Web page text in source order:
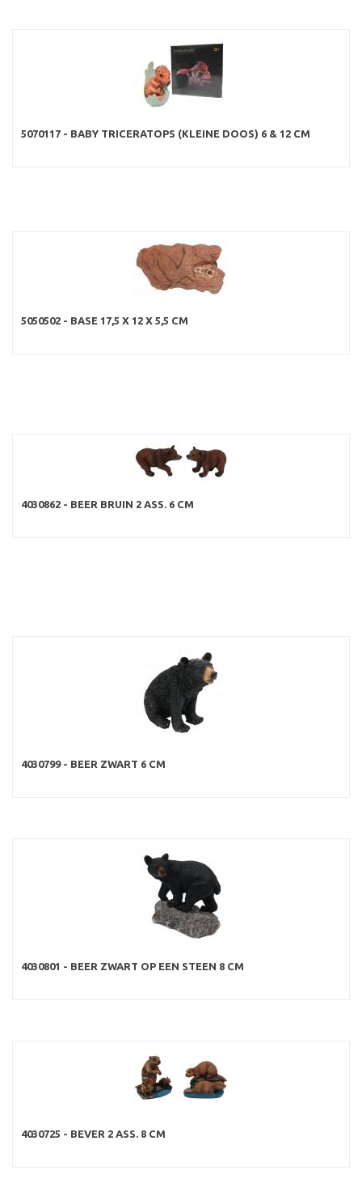
5070117 - BABY TRICERATOPS (KLEINE DOOS) 6 & 12 CM
5050502 - BASE 17,5 X 12 X 5,5 CM
4030862 - BEER BRUIN 2 ASS. 6 CM
4030799 - BEER ZWART 6 CM
4030801 - BEER ZWART OP EEN STEEN 8 CM
4030725 - BEVER 2 ASS. 8 CM